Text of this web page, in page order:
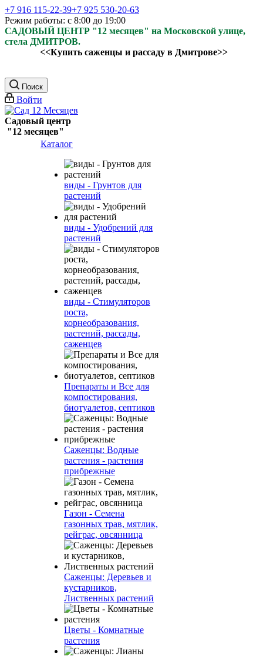
+7 916 115-22-39+7 925 530-20-63
Режим работы: с 8:00 до 19:00
САДОВЫЙ ЦЕНТР "12 месяцев" на Московской улице,
стела ДМИТРОВ.
<<Купить саженцы и рассаду в Дмитрове>>
Поиск
Войти
Садовый центр
"12 месяцев"
Каталог
виды - Грунтов для
растений
виды - Удобрений для
растений
виды - Стимуляторов
роста,
корнеобразования,
растений, рассады,
саженцев
Препараты и Все для
компостирования,
биотуалетов, септиков
Саженцы: Водные
растения - растения
прибрежные
Газон - Семена
газонных трав, мятлик,
рейграс, овсянница
Саженцы: Деревьев и
кустарников,
Лиственных растений
Цветы - Комнатные
растения